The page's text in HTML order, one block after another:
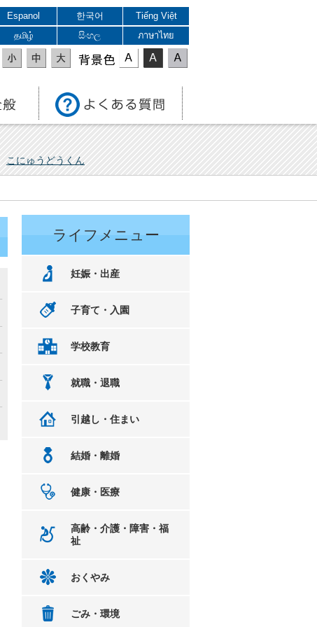
Espanol 한국어
Tiếng Việt
தமிழ் සිංහල ภาษาไทย
表示色
こにゅうどうくん
ライフメニュー
妊娠・出産
子育て・入園
学校教育
就職・退職
引越し・住まい
結婚・離婚
健康・医療
高齢・介護・障害・福
祉
おくやみ
ごみ・環境